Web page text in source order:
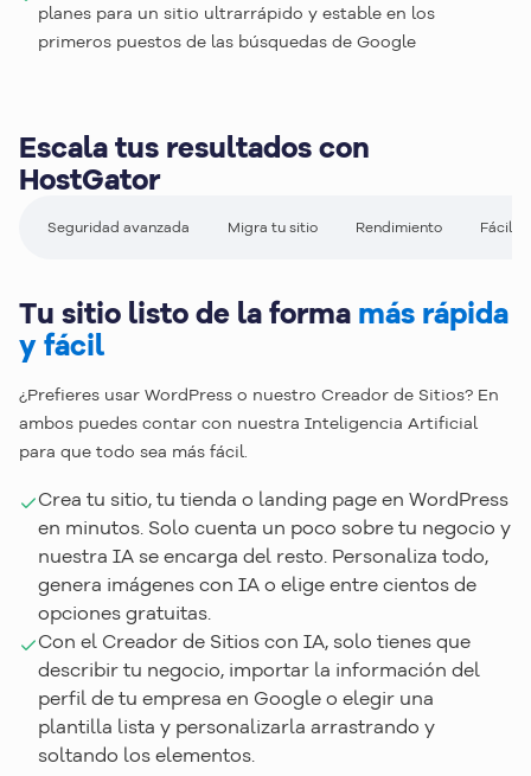
planes para un sitio ultrarrápido y estable en los
primeros puestos de las búsquedas de Google
Escala tus resultados con
HostGator
Seguridad avanzada Migra tu sitio Rendimiento Fácil
Tu sitio listo de la forma más rápida
y fácil
¿Prefieres usar WordPress o nuestro Creador de Sitios? En
ambos puedes contar con nuestra Inteligencia Artificial
para que todo sea más fácil.
Crea tu sitio, tu tienda o landing page en WordPress
en minutos. Solo cuenta un poco sobre tu negocio y
nuestra IA se encarga del resto. Personaliza todo,
genera imágenes con IA o elige entre cientos de
opciones gratuitas.
Con el Creador de Sitios con IA, solo tienes que
describir tu negocio, importar la información del
perfil de tu empresa en Google o elegir una
plantilla lista y personalizarla arrastrando y
soltando los elementos.